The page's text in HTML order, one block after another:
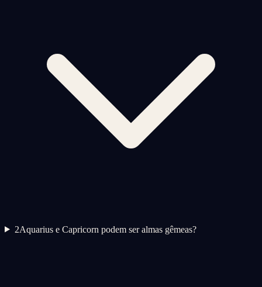
2Aquarius e Capricorn podem ser almas gêmeas?